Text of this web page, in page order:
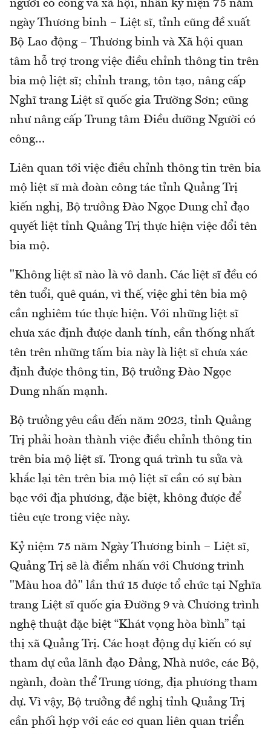
người có công và xã hội, nhân kỷ niện 75 năm
ngày Thương binh – Liệt sĩ, tỉnh cũng đề xuất
Bộ Lao động – Thương binh và Xã hội quan
tâm hỗ trợ trong việc điều chỉnh thông tin trên
bia mộ liệt sĩ; chỉnh trang, tôn tạo, nâng cấp
Nghĩ trang Liệt sĩ quốc gia Trường Sơn; cũng
như nâng cấp Trung tâm Điều dưỡng Người có
công…
Liên quan tới việc điều chỉnh thông tin trên bia
mộ liệt sĩ mà đoàn công tác tỉnh Quảng Trị
kiến nghị, Bộ trưởng Đào Ngọc Dung chỉ đạo
quyết liệt tỉnh Quảng Trị thực hiện việc đổi tên
bia mộ.
"Không liệt sĩ nào là vô danh. Các liệt sĩ đều có
tên tuổi, quê quán, vì thế, việc ghi tên bia mộ
cần nghiêm túc thực hiện. Với những liệt sĩ
chưa xác định được danh tính, cần thống nhất
tên trên những tấm bia này là liệt sĩ chưa xác
định được thông tin, Bộ trưởng Đào Ngọc
Dung nhấn mạnh.
Bộ trưởng yêu cầu đến năm 2023, tỉnh Quảng
Trị phải hoàn thành việc điều chỉnh thông tin
trên bia mộ liệt sĩ. Trong quá trình tu sửa và
khắc lại tên trên bia mộ liệt sĩ cần có sự bàn
bạc với địa phương, đặc biệt, không được để
tiêu cực trong việc này.
Kỷ niệm 75 năm Ngày Thương binh – Liệt sĩ,
Quảng Trị sẽ là điểm nhấn với Chương trình
"Màu hoa đỏ" lần thứ 15 được tổ chức tại Nghĩa
trang Liệt sĩ quốc gia Đường 9 và Chương trình
nghệ thuật đặc biệt “Khát vọng hòa bình” tại
thị xã Quảng Trị. Các hoạt động dự kiến có sự
tham dự của lãnh đạo Đảng, Nhà nước, các Bộ,
ngành, đoàn thể Trung ương, địa phương tham
dự. Vì vậy, Bộ trưởng đề nghị tỉnh Quảng Trị
cần phối hợp với các cơ quan liên quan triển